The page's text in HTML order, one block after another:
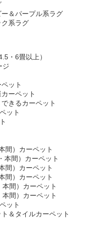
＆パープル系ラグ
系ラグ
・6畳以上）
ジ
ット
ーペット
きるカーペット
ット
間）カーペット
本間）カーペット
間）カーペット
間）カーペット
間）カーペット
間）カーペット
ット
＆タイルカーペット